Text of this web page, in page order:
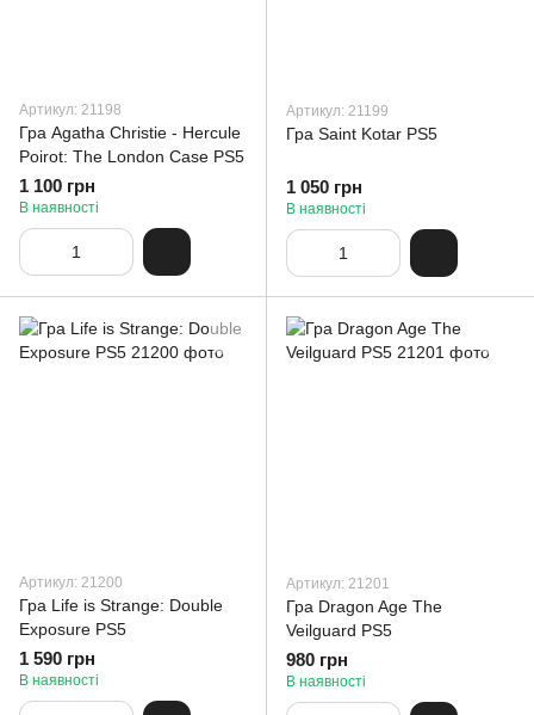
Артикул: 21198
Гра Agatha Christie - Hercule
Poirot: The London Case PS5
1 100 грн
В наявності
Артикул: 21199
Гра Saint Kotar PS5
1 050 грн
В наявності
Артикул: 21200
Гра Life is Strange: Double
Exposure PS5
1 590 грн
В наявності
Артикул: 21201
Гра Dragon Age The
Veilguard PS5
980 грн
В наявності